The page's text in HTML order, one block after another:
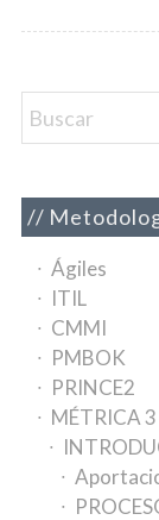
Ágiles
ITIL
CMMI
PMBOK
PRINCE2
MÉTRICA 3